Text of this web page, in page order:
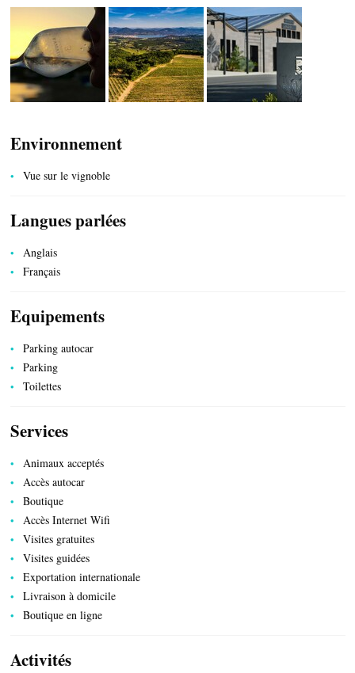
PRODUITS DU TERROIR
SERVICES PUBLICS
Environnement
Vue sur le vignoble
Langues parlées
Anglais
Français
Equipements
Parking autocar
Parking
Toilettes
Services
Animaux acceptés
Accès autocar
Boutique
Accès Internet Wifi
Visites gratuites
Visites guidées
Exportation internationale
Livraison à domicile
Boutique en ligne
Activités